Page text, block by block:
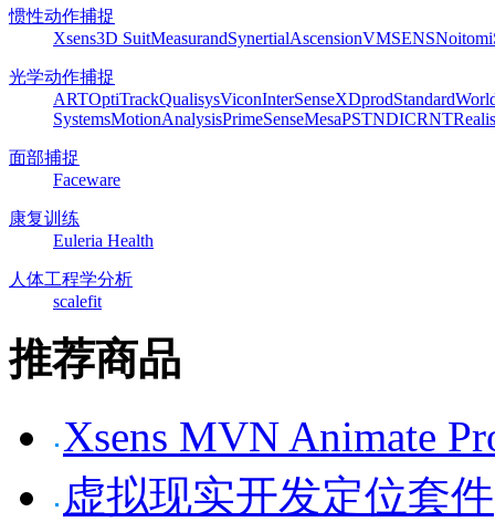
惯性动作捕捉
Xsens3D SuitMeasurandSynertialAscensionVMSENSNoitom
光学动作捕捉
ARTOptiTrackQualisysViconInterSenseXDprodStandard
SystemsMotionAnalysisPrimeSenseMesaPSTNDICRNTRealis
面部捕捉
Faceware
康复训练
Euleria Health
人体工程学分析
scalefit
推荐商品
Xsens MVN Animate
虚拟现实开发定位套件